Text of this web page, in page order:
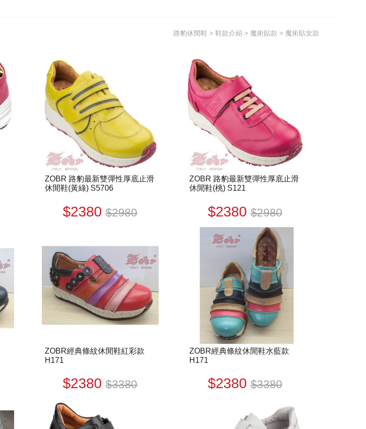
路豹休閒鞋 > 鞋款介紹 > 魔術貼款 > 魔術貼女款
ZOBR 路豹最新雙彈性厚底止滑
休閒鞋(黃綠) S5706
$2380$2980
ZOBR 路豹最新雙彈性厚底止滑
休閒鞋(桃) S121
$2380$2980
ZOBR經典條紋休閒鞋紅彩款
H171
$2380$3380
ZOBR經典條紋休閒鞋水藍款
H171
$2380$3380